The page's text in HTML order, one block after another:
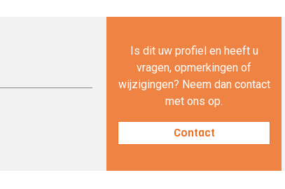
Is dit uw profiel en heeft u
vragen, opmerkingen of
wijzigingen? Neem dan contact
met ons op.
Contact